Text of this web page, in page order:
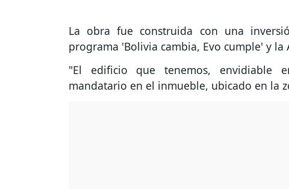
La obra fue construida con una
programa 'Bolivia cambia, Evo cumple' y la
"El edificio que tenemos, envidiable
mandatario en el inmueble, ubicado en la